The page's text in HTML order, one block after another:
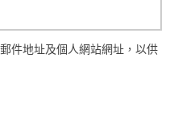
件地址及個人網站網址，以供